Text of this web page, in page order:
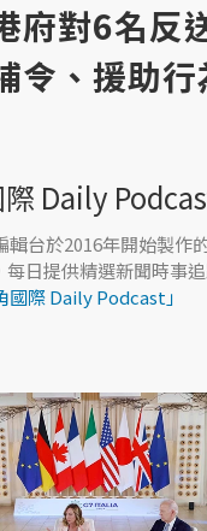
府對6名反
令、援助
Daily
輯台於2016年開始製作
日提供精選新聞時事
國際 Daily Podcast」